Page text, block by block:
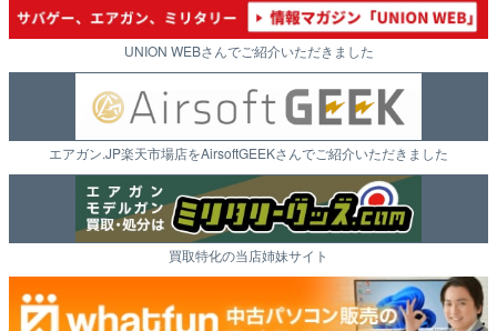
UNION WEBさんでご紹介いただきました
エアガン.JP楽天市場店をAirsoftGEEKさんでご紹介いただきました
買取特化の当店姉妹サイト